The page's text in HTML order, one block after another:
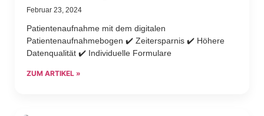
Februar 23, 2024
Patientenaufnahme mit dem digitalen
Patientenaufnahmebogen ✔️ Zeitersparnis ✔️ Höhere
Datenqualität ✔️ Individuelle Formulare
ZUM ARTIKEL »